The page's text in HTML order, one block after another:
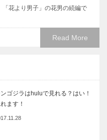
花より男子」の花男の続編で
Read More
ゴジラはhuluで見れる？はい！
ます！